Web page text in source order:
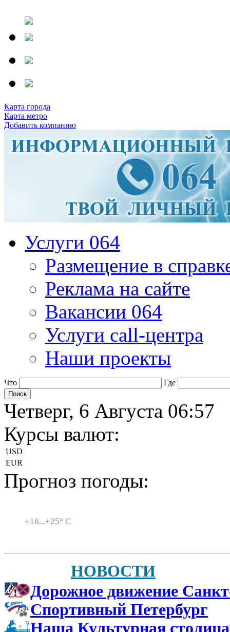
Карта города
Карта метро
Добавить компанию
Услуги 064
Размещение в
Реклама на сайте
Вакансии 064
Услуги call-центра
Наши проекты
Что Где
Четверг, 6 Августа 06:57
Курсы валют:
USD
EUR
Прогноз погоды:
+16...+25° C
НОВОСТИ
Дорожное движение
Спортивный Петербург
Наша Культурная столица